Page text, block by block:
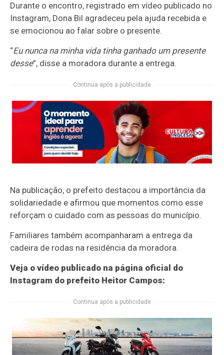
Durante o encontro, registrado em vídeo publicado no
Instagram, Dona Bil agradeceu pela ajuda recebida e
se emocionou ao falar sobre o presente.
“Eu nunca na minha vida tinha ganhado um presente
desse”, disse a moradora durante a entrega.
Continua após a publicidade
Na publicação, o prefeito destacou a importância da
solidariedade e afirmou que momentos como esse
reforçam o cuidado com as pessoas do município.
Familiares também acompanharam a entrega da
cadeira de rodas na residência da moradora.
Veja o vídeo publicado na página oficial do
Instagram do prefeito Heitor Campos:
Continua após a publicidade